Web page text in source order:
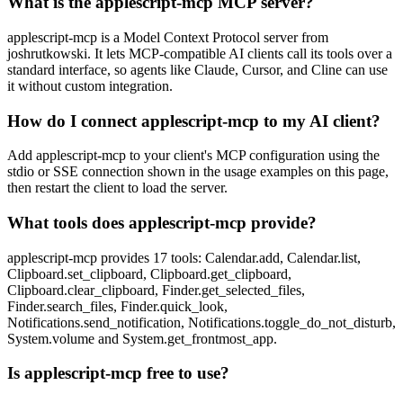
applescript-mcp is a Model Context Protocol server from
joshrutkowski. It lets MCP-compatible AI clients call its tools over a
standard interface, so agents like Claude, Cursor, and Cline can use
it without custom integration.
How do I connect applescript-mcp to my AI client?
Add applescript-mcp to your client's MCP configuration using the
stdio or SSE connection shown in the usage examples on this page,
then restart the client to load the server.
What tools does applescript-mcp provide?
applescript-mcp provides 17 tools: Calendar.add, Calendar.list,
Clipboard.set_clipboard, Clipboard.get_clipboard,
Clipboard.clear_clipboard, Finder.get_selected_files,
Finder.search_files, Finder.quick_look,
Notifications.send_notification, Notifications.toggle_do_not_disturb,
System.volume and System.get_frontmost_app.
Is applescript-mcp free to use?